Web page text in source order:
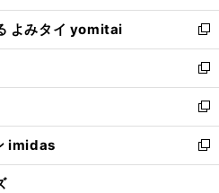
ウ
で
開
く
ン
ド
ウ
で
開
く
ウ
ィ
ン
ド
ウ
で
開
く
し
い
ウ
ィ
ン
ド
ウ
で
開
よみタイ yomitai
新
し
い
ウ
ィ
ン
ド
ウ
新
し
い
ウ
ィ
ン
新
し
い
ウ
imidas
新
し